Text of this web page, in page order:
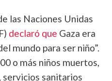
las Naciones Unidas
declaró que Gaza era
mundo para ser niño”.
o más niños muertos,
servicios sanitarios